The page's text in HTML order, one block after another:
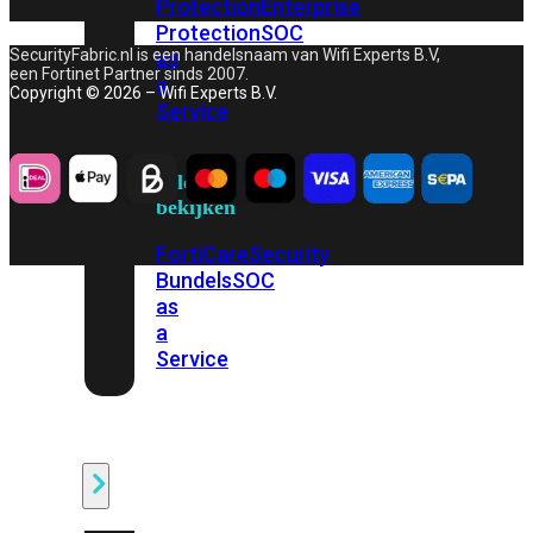
ProtectionEnterprise
ProtectionSOC
as
a
Service
Alles
bekijken
FortiCareSecurity
BundelsSOC
as
a
Service
SecurityFabric.nl is een handelsnaam van Wifi Experts B.V,
een Fortinet Partner sinds 2007.
Copyright © 2026 – Wifi Experts B.V.